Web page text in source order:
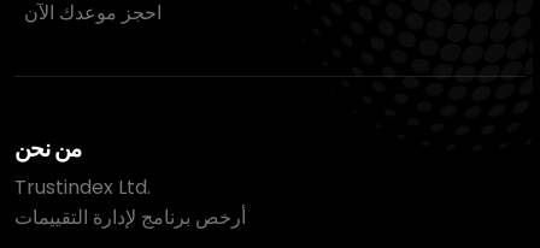
احجز موعدك الآن
من نحن
Trustindex Ltd.
أرخص برنامج لإدارة التقييمات